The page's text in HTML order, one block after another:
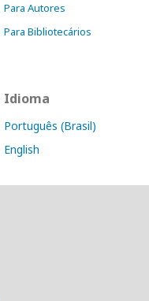
Para Autores
Para Bibliotecários
Idioma
Português (Brasil)
English